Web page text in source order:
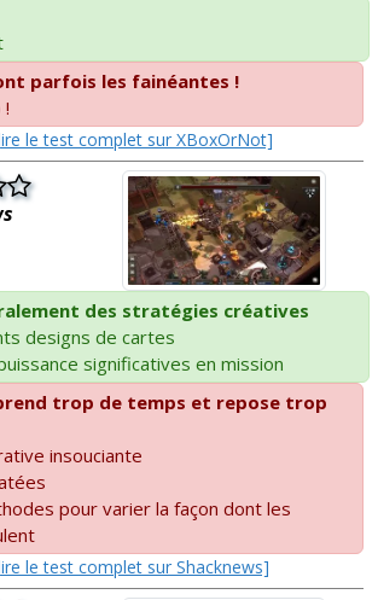
parfois les fainéantes !
le test complet sur XBoxOrNot]
des stratégies créatives
designs de cartes
significatives en mission
trop de temps et repose trop
insouciante
pour varier la façon dont les
le test complet sur Shacknews]